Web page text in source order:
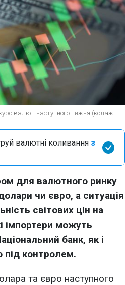
валют наступного тижня (колаж
валютні коливання з
для валютного ринку
чи євро, а ситуація
світових цін на
імпортери можуть
банк, як і
під контролем.
та євро наступного